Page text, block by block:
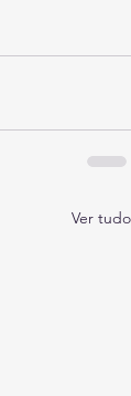
Ver tudo